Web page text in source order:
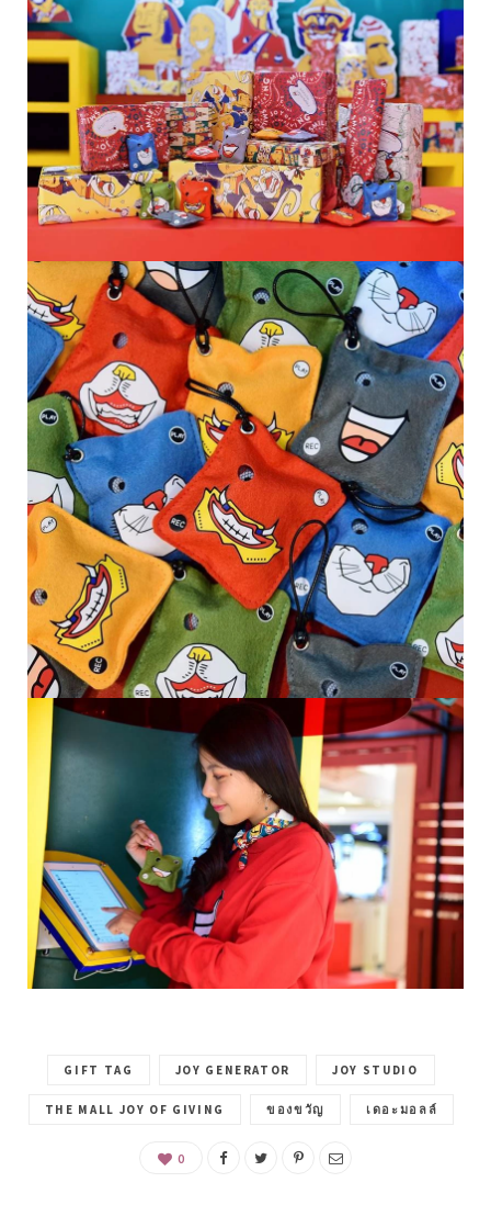
GIFT TAG JOY GENERATOR JOY STUDIO
THE MALL JOY OF GIVING ของขวัญ เดอะมอลล์
0